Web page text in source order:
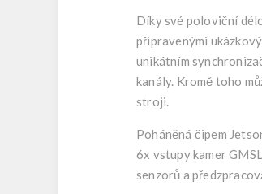
Díky své poloviční
připravenými
unikátním
kanály. Kromě toho
stroji.
Poháněná čipem
6x vstupy kamer
senzorů a